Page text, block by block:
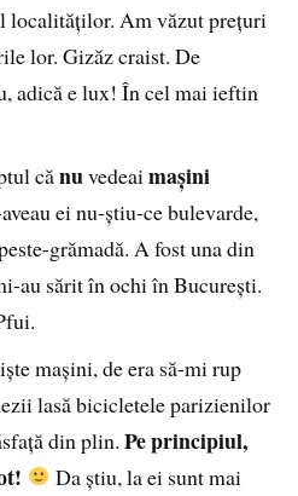
localităţilor. Am văzut preţuri
lor. Gizăz craist. De
adică e lux! În cel mai ieftin
cănuvedeaimaşini
ei nu-ştiu-ce bulevarde,
grămadă. A fost una din
au sărit în ochi în Bucureşti.
maşini, de era să-mi rup
lasă bicicletele parizienilor
din plin.Pe principiul,
Da ştiu, la ei sunt mai